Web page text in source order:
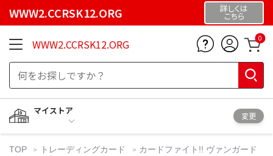
WWW2.CCRSK12.ORG 詳しくは
こちら
WWW2.CCRSK12.ORG 0
マイストア
変更
TOP トレーディングカード
カードファイト!! ヴァンガード